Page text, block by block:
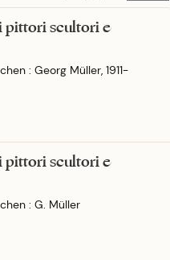
pittori scultori e
: Georg Müller, 1911-
pittori scultori e
: G. Müller